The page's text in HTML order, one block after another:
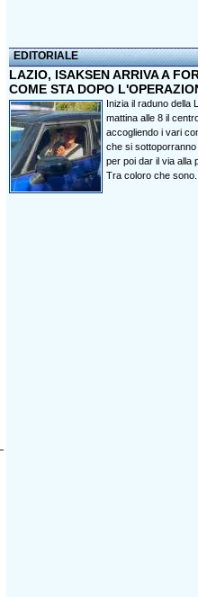
EDITORIALE
LAZIO, ISAKSEN ARRIVA A
COME STA DOPO
Inizia il raduno della
mattina alle 8 il
accogliendo i vari
che si sottoporranno
per poi dar il via alla
Tra coloro che sono...